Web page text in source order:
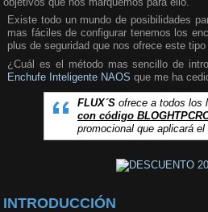
Existe todo un mundo de posibilidades
mas fáciles de configurar tenemos los
plus de seguridad que nos ofrece este
¿Cuál es el método mas sencillo de
Enchufe Inteligente NAOS que me ha
FLUX´S ofrece a todos los
con código
promocional que aplicará
INTRODUCCIÓN